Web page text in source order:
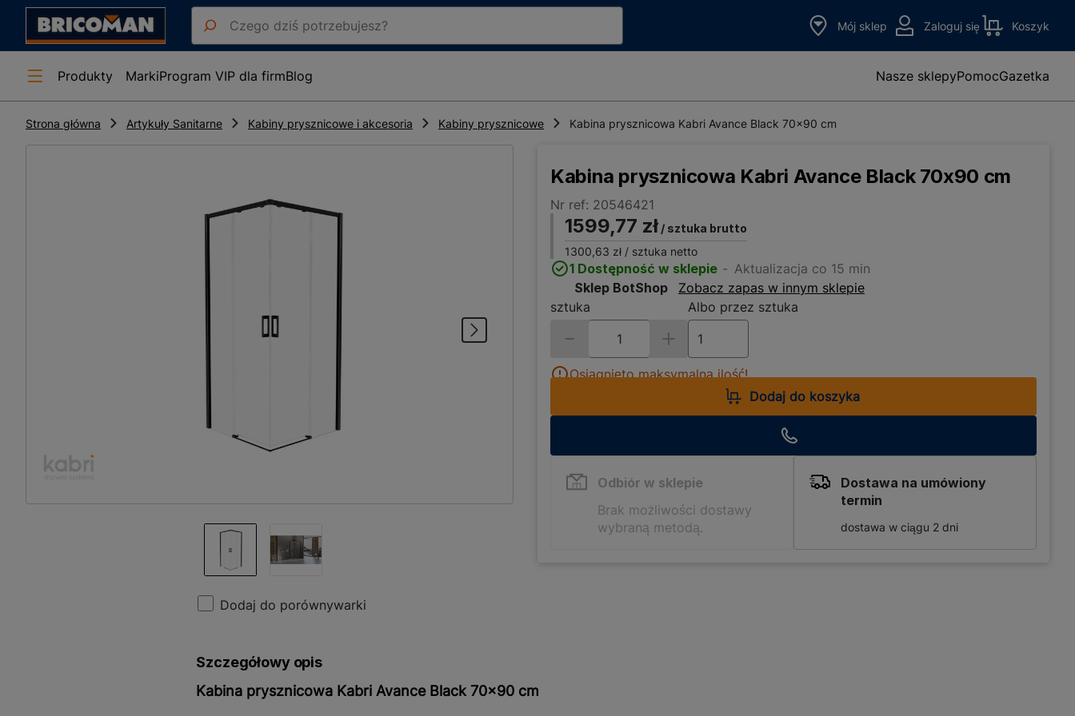
Mój sklep Zaloguj się Koszyk
Produkty MarkiProgram VIP dla firmBlog Nasze sklepyPomocGazetka
Strona główna Artykuły Sanitarne Kabiny prysznicowe i akcesoria Kabiny prysznicowe Kabina prysznicowa Kabri Avance Black 70x90 cm
Dodaj do porównywarki
Kabina prysznicowa Kabri Avance Black 70x90 cm
Nr ref: 20546421
1599,77 zł / sztuka brutto
1300,63 zł / sztuka netto
1 Dostępność w sklepie
Aktualizacja co 15 min
Sklep BotShop
Zobacz zapas w innym sklepie
sztuka
Albo przez sztuka
Osiągnięto maksymalną ilość!
Dodaj do koszyka
Odbiór w sklepie
Brak możliwości dostawy
wybraną metodą.
Dostawa na umówiony
termin
dostawa w ciągu 2 dni
Szczegółowy opis
Kabina prysznicowa Kabri Avance Black 70x90 cm